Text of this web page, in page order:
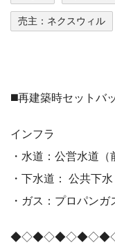
売主：ネクスウィル
◼️再建築時セットバ
インフラ
・水道：公営水道（
・下水道： 公共下
・ガス：プロパンガ